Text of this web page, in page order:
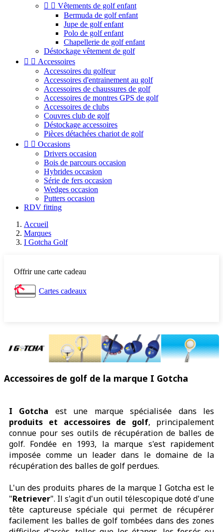
  Vêtements de golf enfant
Bermuda de golf enfant
Jupe de golf enfant
Polo de golf enfant
Chapellerie de golf enfant
Déstockage vêtement de golf
  Accessoires
Accessoires du golfeur
Accessoires d'entrainement au golf
Accessoires de chaussures de golf
Accessoires de montres GPS de golf
Accessoires de clubs
Couvres club de golf
Déstockage accessoires
Pièces détachées chariot de golf
  Occasions
Drivers occasion
Bois de parcours occasion
Hybrides occasion
Série de fers occasion
Wedges occasion
Putters occasion
RDV fitting
Accueil
Marques
I Gotcha Golf
Offrir une carte cadeau
Cartes cadeaux
Accessoires de golf de la marque I Gotcha
I Gotcha est une marque spécialisée dans les
produits et accessoires de golf, principalement
connue pour ses outils de récupération de balles de
golf. Fondée en 1993, la marque s'est rapidement
imposée comme un leader dans le domaine de la
récupération des balles de golf perdues.
L'un des produits phares de la marque I Gotcha est le
"Retriever". Il s'agit d'un outil télescopique doté d'une
tête captureuse spéciale qui permet de récupérer
facilement les balles de golf tombées dans des zones